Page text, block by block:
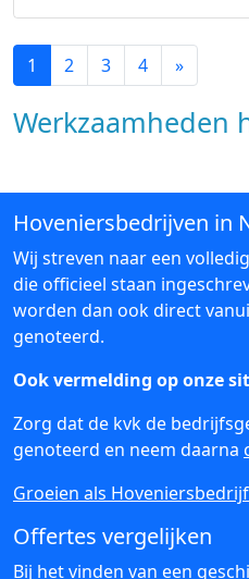
1 2 3 4 »
Werkzaamheden
Hoveniersbedrijven in
Wij streven naar een
die officieel staan
worden dan ook direct
genoteerd.
Ook vermelding op onze
Zorg dat de kvk de
genoteerd en neem daarna
Groeien als
Offertes vergelijken
Bij het vinden van een